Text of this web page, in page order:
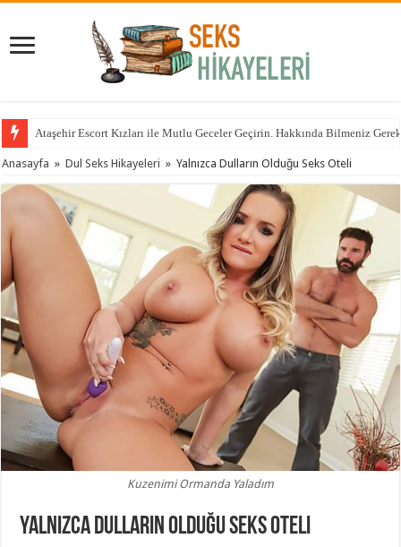
Ataşehir Escort Kızları ile Mutlu Geceler Geçirin. Hakkında Bilmeniz
Anasayfa » Dul Seks Hikayeleri » Yalnızca Dulların Olduğu Seks Oteli
Kuzenimi Ormanda Yaladım
Yalnızca Dulların Olduğu Seks Oteli